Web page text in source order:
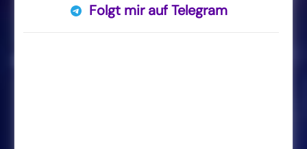
Folgt mir auf Telegram